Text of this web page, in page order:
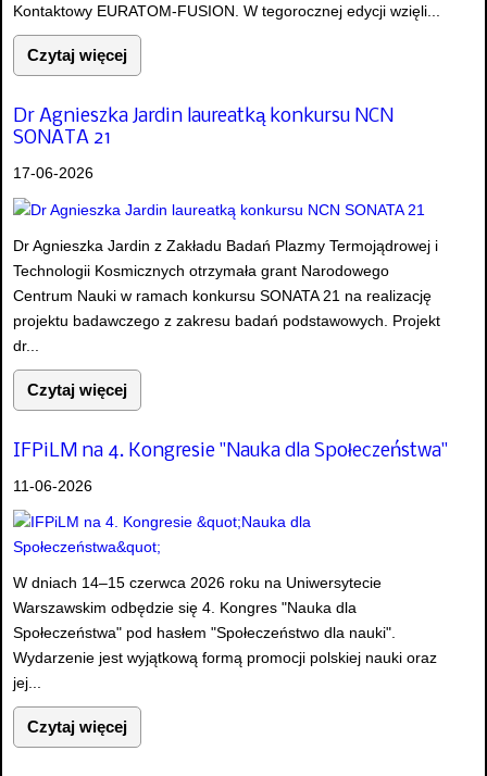
Kontaktowy EURATOM-FUSION. W tegorocznej edycji wzięli...
Czytaj więcej
Dr Agnieszka Jardin laureatką konkursu NCN
SONATA 21
17-06-2026
Dr Agnieszka Jardin z Zakładu Badań Plazmy Termojądrowej i
Technologii Kosmicznych otrzymała grant Narodowego
Centrum Nauki w ramach konkursu SONATA 21 na realizację
projektu badawczego z zakresu badań podstawowych. Projekt
dr...
Czytaj więcej
IFPiLM na 4. Kongresie "Nauka dla Społeczeństwa"
11-06-2026
W dniach 14–15 czerwca 2026 roku na Uniwersytecie
Warszawskim odbędzie się 4. Kongres "Nauka dla
Społeczeństwa" pod hasłem "Społeczeństwo dla nauki".
Wydarzenie jest wyjątkową formą promocji polskiej nauki oraz
jej...
Czytaj więcej